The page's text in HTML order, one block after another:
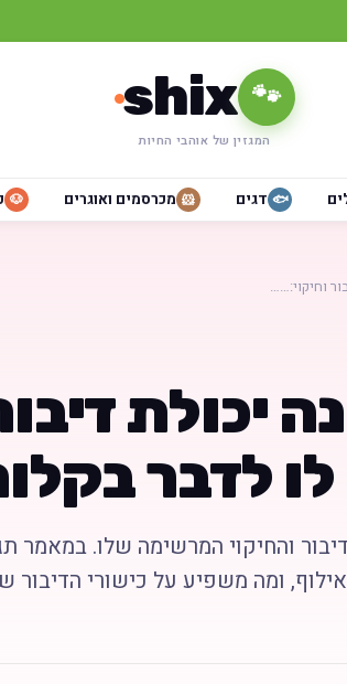
🐾
shix
המגזין של אוהבי החיות
🐟 דגים 🐹 מכרסמים ואוגרים 🐶
וחיקוי:……
יכולת
לו לדבר
והחיקוי המרשימה שלו. במאמר
ומה משפיע על כישורי הדיבור